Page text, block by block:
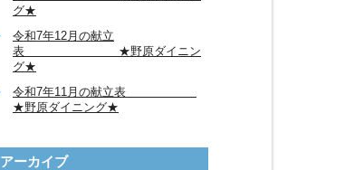
グ★
令和7年12月の献立
表 ★野原ダイニン
グ★
令和7年11月の献立表
★野原ダイニング★
アーカイブ